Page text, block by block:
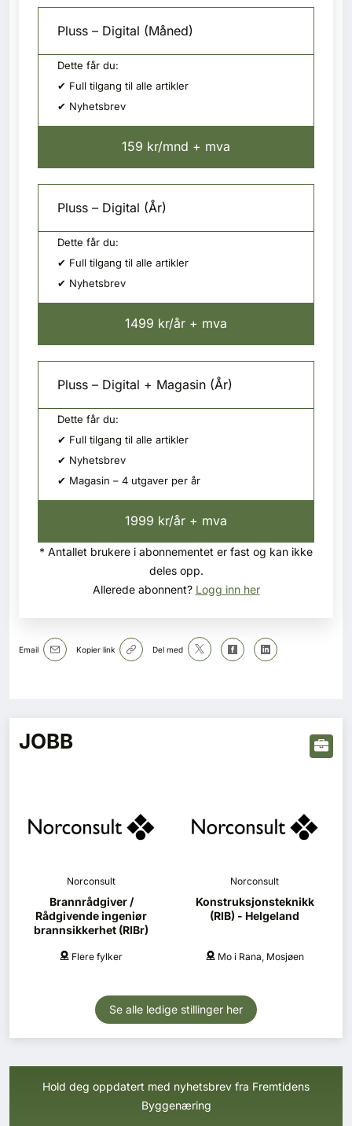
SE BLADARKIV
Pluss – Digital (Måned)
Dette får du:
✔ Full tilgang til alle artikler
✔ Nyhetsbrev
159 kr/mnd + mva
Pluss – Digital (År)
Dette får du:
✔ Full tilgang til alle artikler
✔ Nyhetsbrev
1499 kr/år + mva
Pluss – Digital + Magasin (År)
Dette får du:
✔ Full tilgang til alle artikler
✔ Nyhetsbrev
✔ Magasin – 4 utgaver per år
1999 kr/år + mva
* Antallet brukere i abonnementet er fast og kan ikke
deles opp.
Allerede abonnent? Logg inn her
Email Kopier link Del med
JOBB
Norconsult
Brannrådgiver /
Rådgivende ingeniør
brannsikkerhet (RIBr)
Flere fylker
Norconsult
Konstruksjonsteknikk
(RIB) - Helgeland
Mo i Rana, Mosjøen
Se alle ledige stillinger her
Hold deg oppdatert med nyhetsbrev fra Fremtidens
Byggenæring